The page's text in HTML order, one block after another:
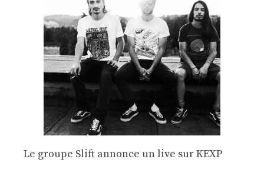
Le groupe Slift annonce un live sur KEXP